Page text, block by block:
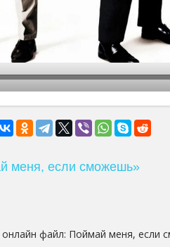
меня, если сможешь»
файл: Поймай меня, если